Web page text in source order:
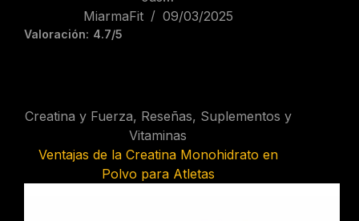
MiarmaFit
09/03/2025
Valoración: 4.7/5
Creatina y Fuerza, Reseñas, Suplementos y
Vitaminas
Ventajas de la Creatina Monohidrato en
Polvo para Atletas